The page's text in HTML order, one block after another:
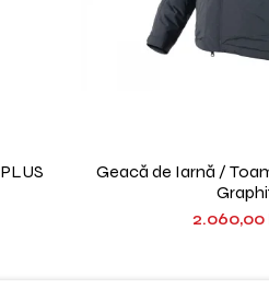
Geacă de Iarnă / Toamnă URBAN
2.060,00